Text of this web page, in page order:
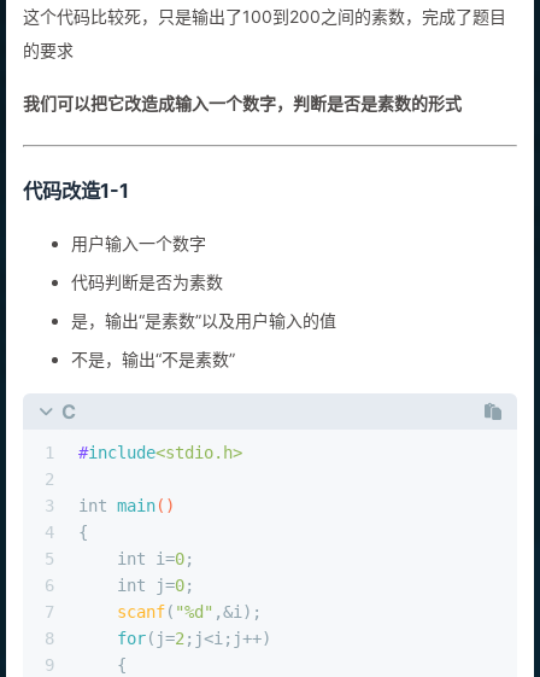
这个代码比较死，只是输出了100到200之间的素数，完成了题目
的要求
我们可以把它改造成输入一个数字，判断是否是素数的形式
代码改造1-1
用户输入一个数字
代码判断是否为素数
是，输出“是素数”以及用户输入的值
不是，输出“不是素数”
C
1
2
3
4
5
6
7
8
9
#include<stdio.h>
int main()
{
int i=0;
int j=0;
scanf( "%d" ,&i);
for(j=2 ;j<i;j++)
    {